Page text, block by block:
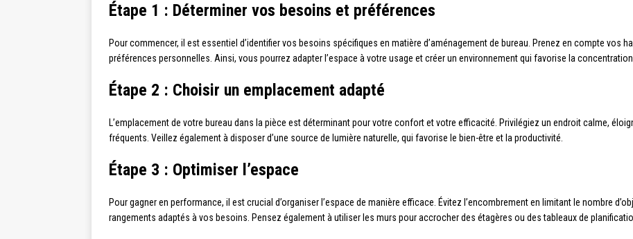
Étape 1 : Déterminer vos besoins et préférences
Pour commencer, il est essentiel d’identifier vos besoins spécifiques en matière d’aménagement de bureau. Prenez en compte vos
préférences personnelles. Ainsi, vous pourrez adapter l’espace à votre usage et créer un environnement qui favorise la concentration.
Étape 2 : Choisir un emplacement adapté
L’emplacement de votre bureau dans la pièce est déterminant pour votre confort et votre efficacité. Privilégiez un endroit calme,
fréquents. Veillez également à disposer d’une source de lumière naturelle, qui favorise le bien-être et la productivité.
Étape 3 : Optimiser l’espace
Pour gagner en performance, il est crucial d’organiser l’espace de manière efficace. Évitez l’encombrement en limitant le nombre
rangements adaptés à vos besoins. Pensez également à utiliser les murs pour accrocher des étagères ou des tableaux de